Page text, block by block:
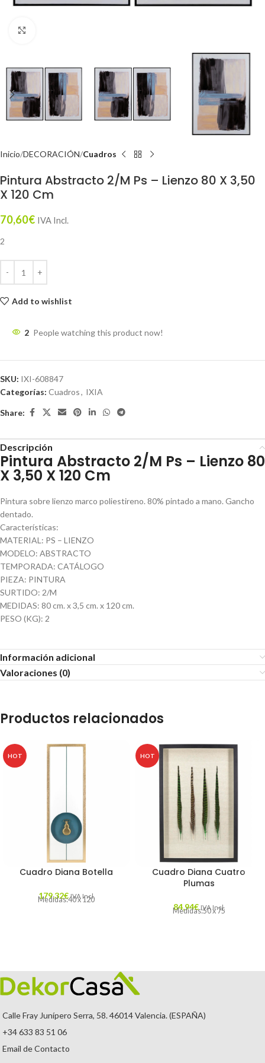
Inicio DECORACIÓN Cuadros
Pintura Abstracto 2/M Ps – Lienzo 80 X 3,50
X 120 Cm
70,60€ IVA Incl.
2
Add to wishlist
2 People watching this product now!
SKU: IXI-608847
Categorías: Cuadros, IXIA
Share:
Descripción
Pintura Abstracto 2/M Ps – Lienzo 80
X 3,50 X 120 Cm
Pintura sobre lienzo marco poliestireno. 80% pintado a mano. Gancho
dentado.
Características:
MATERIAL: PS – LIENZO
MODELO: ABSTRACTO
TEMPORADA: CATÁLOGO
PIEZA: PINTURA
SURTIDO: 2/M
MEDIDAS: 80 cm. x 3,5 cm. x 120 cm.
PESO (KG): 2
Información adicional
Valoraciones (0)
Productos relacionados
HOT
Cuadro Diana Botella
179,32€ IVA Incl.
Medidas:40 x 120
HOT
Cuadro Diana Cuatro
Plumas
84,94€ IVA Incl.
Medidas:50 x 75
Calle Fray Junípero Serra, 58. 46014 Valencia. (ESPAÑA)
+34 633 83 51 06
Email de Contacto